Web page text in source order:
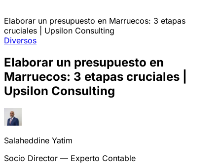
Elaborar un presupuesto en Marruecos: 3 etapas
cruciales | Upsilon Consulting
Diversos
Elaborar un presupuesto en
Marruecos: 3 etapas cruciales |
Upsilon Consulting
Salaheddine Yatim
Socio Director — Experto Contable